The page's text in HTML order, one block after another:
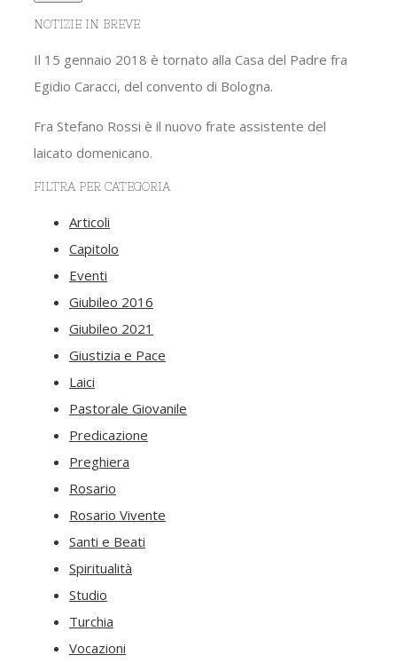
NOTIZIE IN BREVE
Il 15 gennaio 2018 è tornato alla Casa del Padre fra
Egidio Caracci, del convento di Bologna.
Fra Stefano Rossi è il nuovo frate assistente del
laicato domenicano.
FILTRA PER CATEGORIA
Articoli
Capitolo
Eventi
Giubileo 2016
Giubileo 2021
Giustizia e Pace
Laici
Pastorale Giovanile
Predicazione
Preghiera
Rosario
Rosario Vivente
Santi e Beati
Spiritualità
Studio
Turchia
Vocazioni